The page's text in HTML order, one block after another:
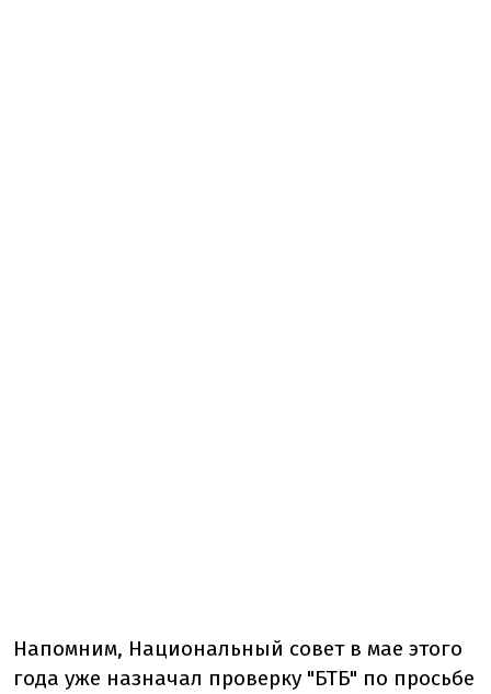
Напомним, Национальный совет в мае этого
года уже назначал проверку "БТБ" по просьбе